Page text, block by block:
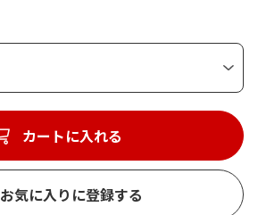
カートに入れる
お気に入りに登録する